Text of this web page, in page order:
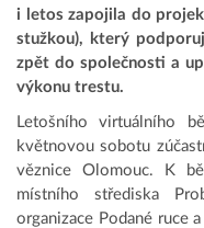
i letos zapojila do
stužkou), který
zpět do společnosti a
výkonu trestu.
Letošního virtuálního
květnovou sobotu
věznice Olomouc. K
místního střediska
organizace Podané ruce